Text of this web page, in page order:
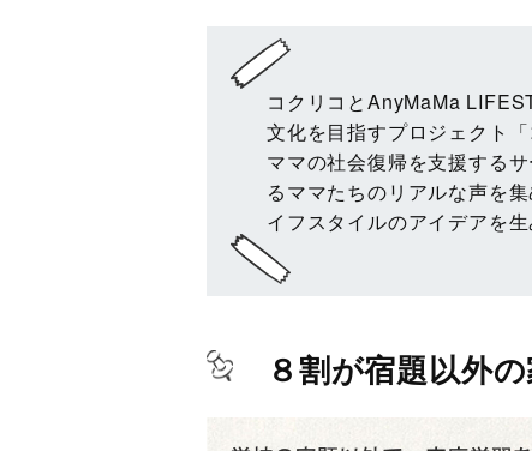
コクリコとAnyMaMa
文化を目指すプロジェクト「
ママの社会復帰を支援する
るママたちのリアルな声を
イフスタイルのアイデアを生
８割が宿題以外